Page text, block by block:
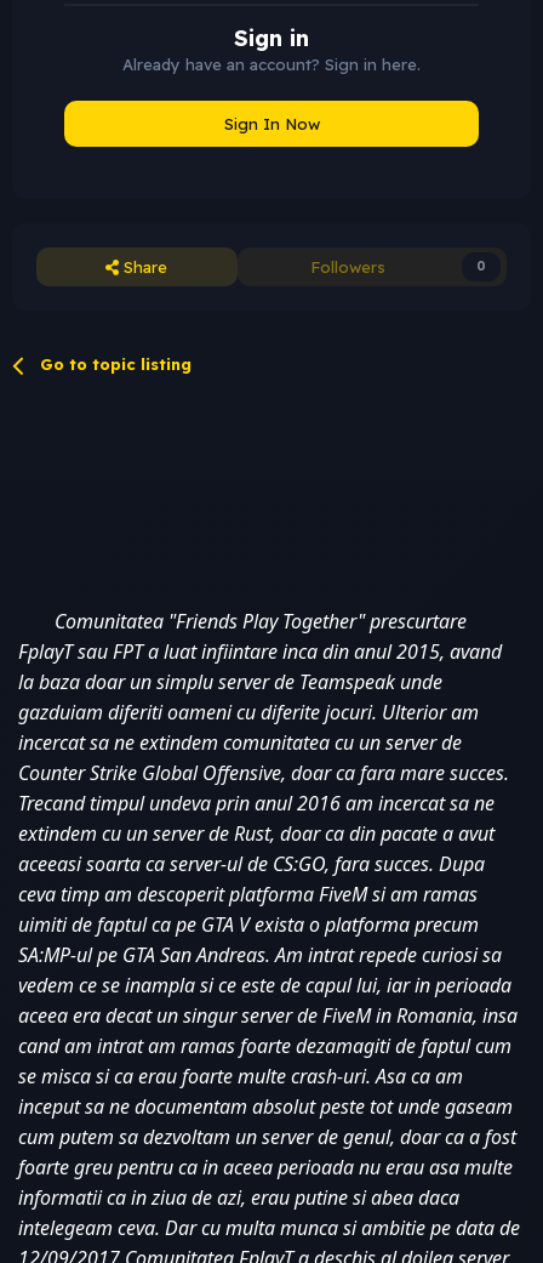
Sign in
Already have an account? Sign in here.
Sign In Now
Share Followers 0
Go to topic listing
Comunitatea "Friends Play Together" prescurtare
FplayT sau FPT a luat infiintare inca din anul 2015, avand
la baza doar un simplu server de Teamspeak unde
gazduiam diferiti oameni cu diferite jocuri. Ulterior am
incercat sa ne extindem comunitatea cu un server de
Counter Strike Global Offensive, doar ca fara mare succes.
Trecand timpul undeva prin anul 2016 am incercat sa ne
extindem cu un server de Rust, doar ca din pacate a avut
aceeasi soarta ca server-ul de CS:GO, fara succes. Dupa
ceva timp am descoperit platforma FiveM si am ramas
uimiti de faptul ca pe GTA V exista o platforma precum
SA:MP-ul pe GTA San Andreas. Am intrat repede curiosi sa
vedem ce se inampla si ce este de capul lui, iar in perioada
aceea era decat un singur server de FiveM in Romania, insa
cand am intrat am ramas foarte dezamagiti de faptul cum
se misca si ca erau foarte multe crash-uri. Asa ca am
inceput sa ne documentam absolut peste tot unde gaseam
cum putem sa dezvoltam un server de genul, doar ca a fost
foarte greu pentru ca in aceea perioada nu erau asa multe
informatii ca in ziua de azi, erau putine si abea daca
intelegeam ceva. Dar cu multa munca si ambitie pe data de